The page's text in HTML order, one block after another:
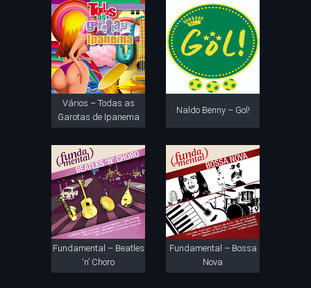
Vários – Todas as
Garotas de Ipanema
Naldo Benny – Gol!
Fundamental – Beatles
‘n’ Choro
Fundamental – Bossa
Nova